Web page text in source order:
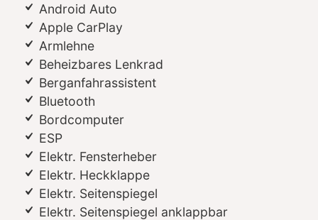
Android Auto
Apple CarPlay
Armlehne
Beheizbares Lenkrad
Berganfahrassistent
Bluetooth
Bordcomputer
ESP
Elektr. Fensterheber
Elektr. Heckklappe
Elektr. Seitenspiegel
Elektr. Seitenspiegel anklappbar